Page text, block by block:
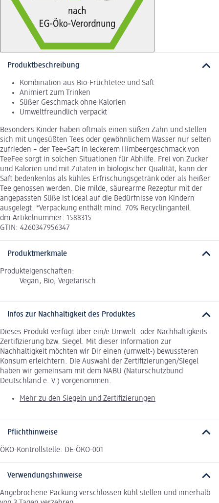
Produktbeschreibung
Kombination aus Bio-Früchtetee und Saft
Animiert zum Trinken
Süßer Geschmack ohne Kalorien
Umweltfreundlich verpackt
Besonders Kinder haben oftmals einen süßen Zahn und stellen
sich mit ungesüßten Tees oder gewöhnlichem Wasser nur selten
zufrieden – der Tee+Saft in leckerem Himbeergeschmack von
TeeFee sorgt in solchen Situationen für Abhilfe. Frei von Zucker
und Kalorien und mit Zutaten in biologischer Qualität, kann der
Saft bedenkenlos als kühles Erfrischungsgetränk oder als heißer
Tee genossen werden. Die milde, säurearme Rezeptur mit der
angepassten Süße ist ideal auf die Bedürfnisse von Kindern
ausgelegt. *Verpackung enthält mind. 70% Recyclinganteil.
dm-Artikelnummer: 1588315
GTIN: 4260347956347
Produktmerkmale
Produkteigenschaften:
Vegan, Bio, Vegetarisch
Infos zur Nachhaltigkeit des Produktes
Dieses Produkt verfügt über ein/e Umwelt- oder Nachhaltigkeits-
Zertifizierung bzw. Siegel. Mit dieser Information zur
Nachhaltigkeit möchten wir Dir einen (umwelt-) bewussteren
Konsum erleichtern. Die Auswahl der Zertifizierungen/Siegel
haben wir gemeinsam mit dem NABU (Naturschutzbund
Deutschland e. V.) vorgenommen.
Mehr zu den Siegeln und Zertifizierungen
Pflichthinweise
ÖKO-Kontrollstelle: DE-ÖKO-001
Verwendungshinweise
Angebrochene Packung verschlossen kühl stellen und innerhalb